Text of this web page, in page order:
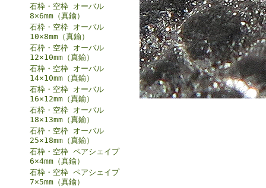
石枠・空枠 オーバル
8×6mm（真鍮）
石枠・空枠 オーバル
10×8mm（真鍮）
石枠・空枠 オーバル
12×10mm（真鍮）
石枠・空枠 オーバル
14×10mm（真鍮）
石枠・空枠 オーバル
16×12mm（真鍮）
石枠・空枠 オーバル
18×13mm（真鍮）
石枠・空枠 オーバル
25×18mm（真鍮）
石枠・空枠 ペアシェイプ
6×4mm（真鍮）
石枠・空枠 ペアシェイプ
7×5mm（真鍮）